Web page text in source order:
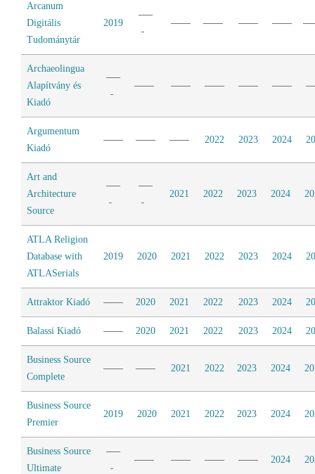
Arcanum
Digitális
Tudománytár
2019
Archaeolingua
Alapítvány és
Kiadó
Argumentum
Kiadó
2022 2023 2024
Art and
Architecture
Source
2021 2022 2023 2024
ATLA Religion
Database with
ATLASerials
2019 2020 2021 2022 2023 2024
Attraktor Kiadó 2020 2021 2022 2023 2024
Balassi Kiadó 2020 2021 2022 2023 2024
Business Source
Complete
2021 2022 2023 2024
Business Source
Premier
2019 2020 2021 2022 2023 2024
Business Source
Ultimate
2024